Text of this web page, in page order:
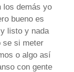
los demás yo
bueno es
listo y nada
se si meter
o algo así
con gente